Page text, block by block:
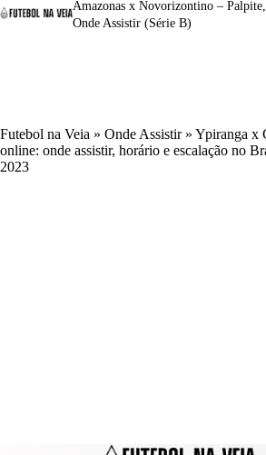
Amazonas x Novorizontino –
Onde Assistir (Série B)
Futebol na Veia » Onde Assistir» Ypiranga x
online: onde assistir, horário e escalação no
2023